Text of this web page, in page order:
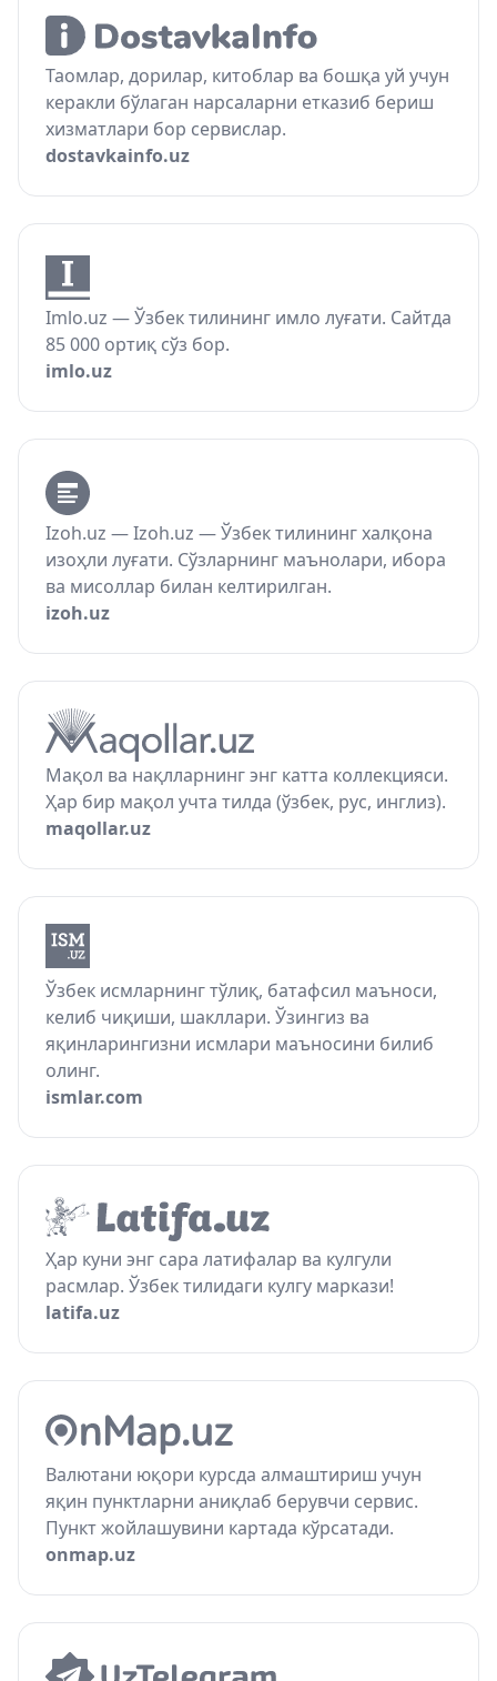
Таомлар, дорилар, китоблар ва бошқа уй учун
керакли бўлаган нарсаларни етказиб бериш
хизматлари бор сервислар.
dostavkainfo.uz
Imlo.uz — Ўзбек тилининг имло луғати. Сайтда
85 000 ортиқ сўз бор.
imlo.uz
Izoh.uz — Izoh.uz — Ўзбек тилининг халқона
изоҳли луғати. Сўзларнинг маънолари, ибора
ва мисоллар билан келтирилган.
izoh.uz
Мақол ва нақлларнинг энг катта коллекцияси.
Ҳар бир мақол учта тилда (ўзбек, рус, инглиз).
maqollar.uz
Ўзбек исмларнинг тўлиқ, батафсил маъноси,
келиб чиқиши, шакллари. Ўзингиз ва
яқинларингизни исмлари маъносини билиб
олинг.
ismlar.com
Ҳар куни энг сара латифалар ва кулгули
расмлар. Ўзбек тилидаги кулгу маркази!
latifa.uz
Валютани юқори курсда алмаштириш учун
яқин пунктларни аниқлаб берувчи сервис.
Пункт жойлашувини картада кўрсатади.
onmap.uz